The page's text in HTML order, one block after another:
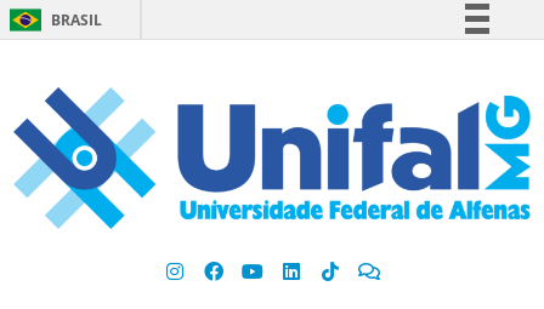
BRASIL
Participe
Acesso à informação
Legislação